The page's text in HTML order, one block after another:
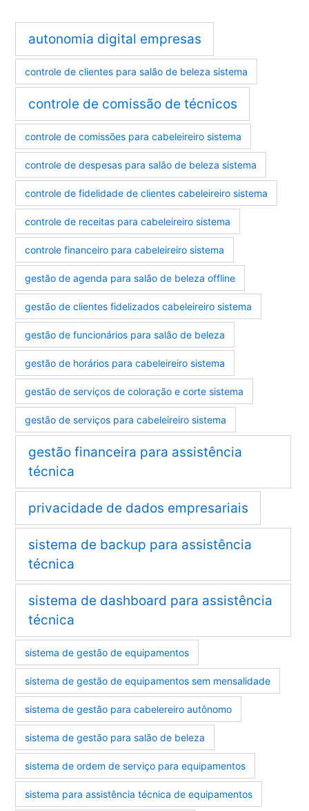
autonomia digital empresas
controle de clientes para salão de beleza sistema
controle de comissão de técnicos
controle de comissões para cabeleireiro sistema
controle de despesas para salão de beleza sistema
controle de fidelidade de clientes cabeleireiro sistema
controle de receitas para cabeleireiro sistema
controle financeiro para cabeleireiro sistema
gestão de agenda para salão de beleza offline
gestão de clientes fidelizados cabeleireiro sistema
gestão de funcionários para salão de beleza
gestão de horários para cabeleireiro sistema
gestão de serviços de coloração e corte sistema
gestão de serviços para cabeleireiro sistema
gestão financeira para assistência
técnica
privacidade de dados empresariais
sistema de backup para assistência
técnica
sistema de dashboard para assistência
técnica
sistema de gestão de equipamentos
sistema de gestão de equipamentos sem mensalidade
sistema de gestão para cabelereiro autônomo
sistema de gestão para salão de beleza
sistema de ordem de serviço para equipamentos
sistema para assistência técnica de equipamentos